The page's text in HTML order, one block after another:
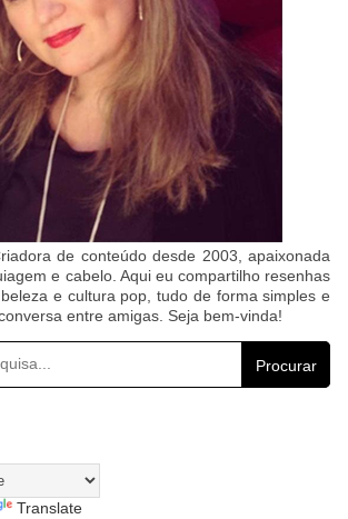
de conteúdo desde 2003, apaixonada
e cabelo. Aqui eu compartilho resenhas
e cultura pop, tudo de forma simples e
entre amigas. Seja bem-vinda!
Procurar
Translate